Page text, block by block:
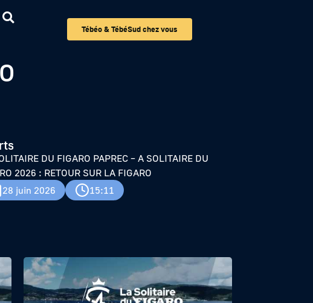
Tébéo & TébéSud chez vous
SOLITAIRE DU
DU FIGARO PAPREC – A SOLITAIRE DU
2026 : RETOUR SUR LA FIGARO
28 juin 2026
15:11